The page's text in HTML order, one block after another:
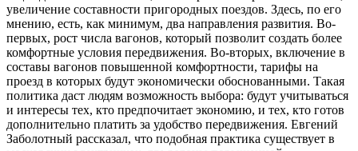
увеличение составности пригородных поездов. Здесь, по его
мнению, есть, как минимум, два направления развития. Во-
первых, рост числа вагонов, который позволит создать более
комфортные условия передвижения. Во-вторых, включение в
составы вагонов повышенной комфортности, тарифы на
проезд в которых будут экономически обоснованными. Такая
политика даст людям возможность выбора: будут учитываться
и интересы тех, кто предпочитает экономию, и тех, кто готов
дополнительно платить за удобство передвижения. Евгений
Заболотный рассказал, что подобная практика существует в